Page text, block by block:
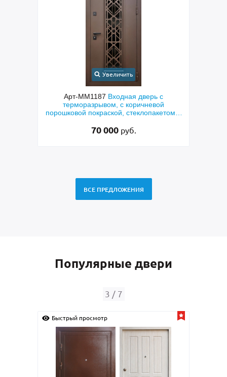
Входная дверь с
с коричневой
стеклопакетом и
Арт-ММ1384
металлофиленкой, бугельной
порошковым напылением RAL
ВСЕ ПРЕДЛОЖЕНИЯ
Популярные двери
4 / 7